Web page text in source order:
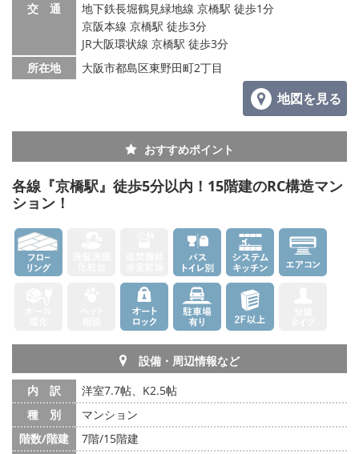
交 通
地下鉄長堀鶴見緑地線 京橋駅 徒歩1分
京阪本線 京橋駅 徒歩3分
JR大阪環状線 京橋駅 徒歩3分
所在地
大阪市都島区東野田町2丁目
地図を見る
おすすめポイント
各線『京橋駅』徒歩5分以内！15階建のRC構造マン
ション！
設備・周辺情報など
内 訳
洋室7.7帖、K2.5帖
種 別
マンション
階数/階建
7階/15階建